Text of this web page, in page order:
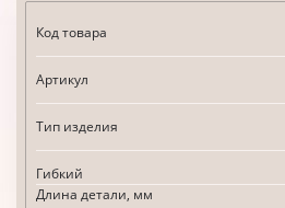
Код товара
Артикул
Тип изделия
Гибкий
Длина детали, мм